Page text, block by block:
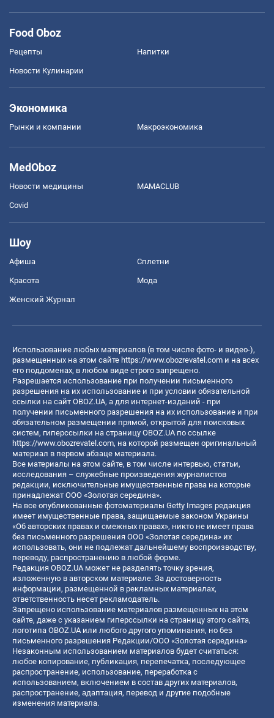
Food Oboz
Рецепты Напитки
Новости Кулинарии
Экономика
Рынки и компании Mакроэкономика
MedOboz
Новости медицины MAMACLUB
Covid
Шоу
Афиша Сплетни
Красота Мода
Женский Журнал
Использование любых материалов (в том числе фото- и видео-),
размещенных на этом сайте https://www.obozrevatel.com и на всех
его поддоменах, в любом виде строго запрещено.
Разрешается использование при получении письменного
разрешения на их использование и при условии обязательной
ссылки на сайт OBOZ.UA, а для интернет-изданий - при
получении письменного разрешения на их использование и при
обязательном размещении прямой, открытой для поисковых
систем, гиперссылки на страницу OBOZ.UA по ссылке
https://www.obozrevatel.com, на которой размещен оригинальный
материал в первом абзаце материала.
Все материалы на этом сайте, в том числе интервью, статьи,
исследования – служебные произведения журналистов
редакции, исключительные имущественные права на которые
принадлежат ООО «Золотая середина».
На все опубликованные фотоматериалы Getty Images редакция
имеет имущественные права, защищаемые законом Украины
«Об авторских правах и смежных правах», никто не имеет права
без письменного разрешения ООО «Золотая середина» их
использовать, они не подлежат дальнейшему воспроизводству,
переводу, распространению в любой форме.
Редакция OBOZ.UA может не разделять точку зрения,
изложенную в авторском материале. За достоверность
информации, размещенной в рекламных материалах,
ответственность несет рекламодатель.
Запрещено использование материалов размещенных на этом
сайте, даже с указанием гиперссылки на страницу этого сайта,
логотипа OBOZ.UA или любого другого упоминания, но без
письменного разрешения Редакции/ООО «Золотая середина»
Незаконным использованием материалов будет считаться:
любое копирование, публикация, перепечатка, последующее
распространение, использование, переработка с
использованием, включением в состав других материалов,
распространение, адаптация, перевод и другие подобные
изменения материала.